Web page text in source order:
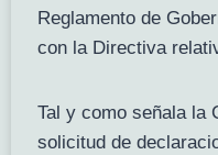
Reglamento de
con la Directiva
Tal y como señala la
solicitud de